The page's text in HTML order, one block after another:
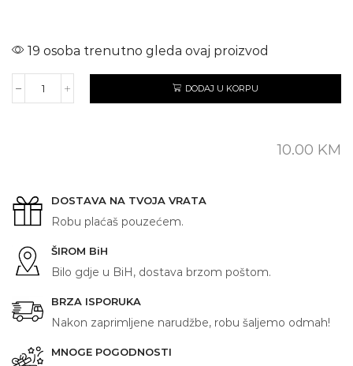
19 osoba trenutno gleda ovaj proizvod
SVE
DODAJ U KORPU
10.00 KM
DOSTAVA NA TVOJA VRATA
Robu plaćaš pouzećem.
ŠIROM BiH
Bilo gdje u BiH, dostava brzom poštom.
BRZA ISPORUKA
Nakon zaprimljene narudžbe, robu šaljemo odmah!
MNOGE POGODNOSTI